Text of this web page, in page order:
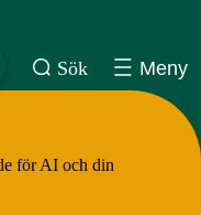
Sök Meny
för AI och din